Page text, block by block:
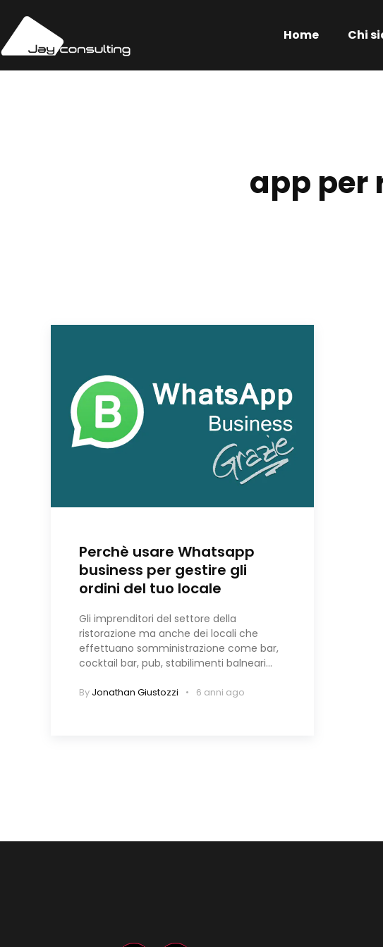
Home Chi
app per
Perchè usare Whatsapp
business per gestire gli
ordini del tuo locale
Gli imprenditori del settore della
ristorazione ma anche dei locali che
effettuano somministrazione come bar,
cocktail bar, pub, stabilimenti balneari…
By Jonathan Giustozzi 6 anni ago